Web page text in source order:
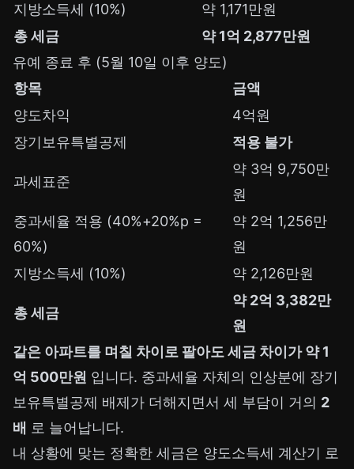
지방소득세 (10%)
약 1,171만원
총 세금
약 1억 2,877만원
유예 종료 후 (5월 10일 이후 양도)
항목
금액
양도차익
4억원
장기보유특별공제
적용 불가
과세표준
약 3억 9,750만
원
중과세율 적용 (40%+20%p =
60%)
약 2억 1,256만
원
지방소득세 (10%)
약 2,126만원
총 세금
약 2억 3,382만
원
같은 아파트를 며칠 차이로 팔아도 세금 차이가 약 1
억 500만원 입니다. 중과세율 자체의 인상분에 장기
보유특별공제 배제가 더해지면서 세 부담이 거의 2
배 로 늘어납니다.
내 상황에 맞는 정확한 세금은 양도소득세 계산기 로